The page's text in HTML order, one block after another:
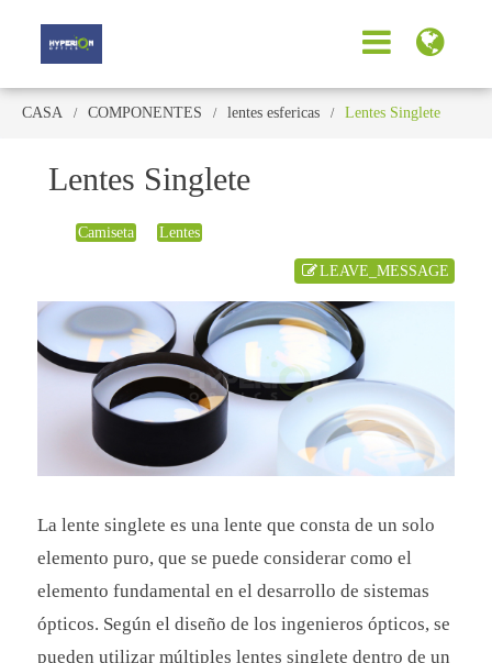
CASA COMPONENTES lentes esfericas Lentes Singlete
Lentes Singlete
Camiseta Lentes
LEAVE_MESSAGE
La lente singlete es una lente que consta de un solo
elemento puro, que se puede considerar como el
elemento fundamental en el desarrollo de sistemas
ópticos. Según el diseño de los ingenieros ópticos, se
pueden utilizar múltiples lentes singlete dentro de un